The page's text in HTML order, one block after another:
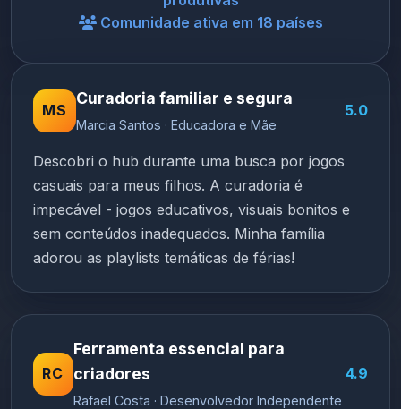
Comunidade ativa em 18 países
MS
Curadoria familiar e segura
Marcia Santos · Educadora e Mãe
5.0
Descobri o hub durante uma busca por jogos
casuais para meus filhos. A curadoria é
impecável - jogos educativos, visuais bonitos e
sem conteúdos inadequados. Minha família
adorou as playlists temáticas de férias!
RC
Ferramenta essencial para
criadores
Rafael Costa · Desenvolvedor Independente
4.9